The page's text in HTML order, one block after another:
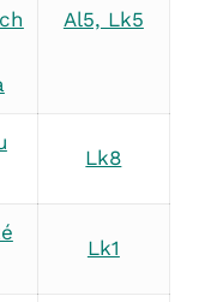
Al5, Lk5
Lk8
Lk1